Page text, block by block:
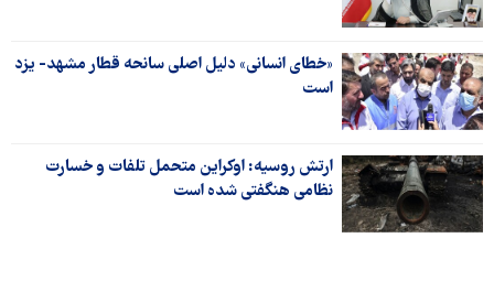
«خطای انسانی» دلیل اصلی سانحه قطار مشهد- یزد
است
ارتش روسیه: اوکراین متحمل تلفات و خسارت
نظامی هنگفتی شده است